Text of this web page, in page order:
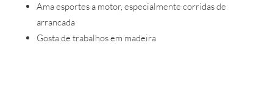
Ama esportes a motor, especialmente corridas de
arrancada
Gosta de trabalhos em madeira